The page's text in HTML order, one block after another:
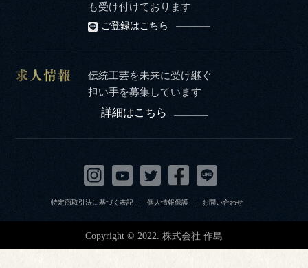
も受け付けております
ご登録はこちら
伝統工芸を未来に受け継ぐ
担い手を募集しています
詳細はこちら
特定商取引法に基づく表記 個人情報保護 お問い合わせ
Copyright © 2022. 株式会社 作島